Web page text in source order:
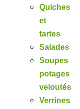
Quiches
et
tartes
Salades
Soupes
potages
veloutés
Verrines